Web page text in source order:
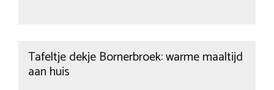
Tafeltje dekje Bornerbroek: warme maaltijd
aan huis